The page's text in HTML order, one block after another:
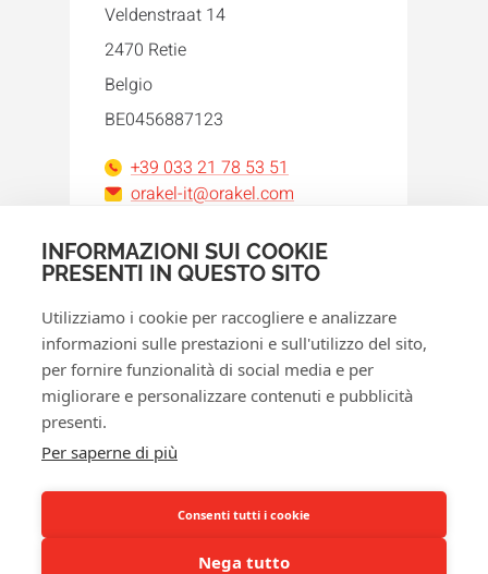
INFORMAZIONI SUI COOKIE
PRESENTI IN QUESTO SITO
Utilizziamo i cookie per raccogliere e analizzare
informazioni sulle prestazioni e sull'utilizzo del sito,
per fornire funzionalità di social media e per
migliorare e personalizzare contenuti e pubblicità
presenti.
Per saperne di più
Consenti tutti i cookie
Nega tutto
Veldenstraat 14
2470 Retie
Belgio
BE0456887123
+39 033 21 78 53 51
orakel-it@orakel.com
Facebook
Instagram
LinkedInWhatsApp
YouTube
Politica cookie
Diritto di recesso